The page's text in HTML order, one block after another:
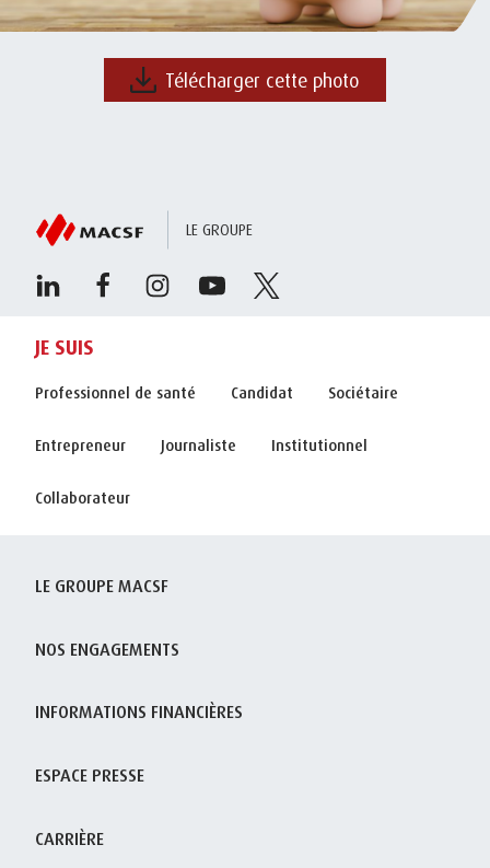
Télécharger cette photo
LE GROUPE
JE SUIS
Professionnel de santé Candidat Sociétaire
Entrepreneur Journaliste Institutionnel
Collaborateur
LE GROUPE MACSF
NOS ENGAGEMENTS
INFORMATIONS FINANCIÈRES
ESPACE PRESSE
CARRIÈRE